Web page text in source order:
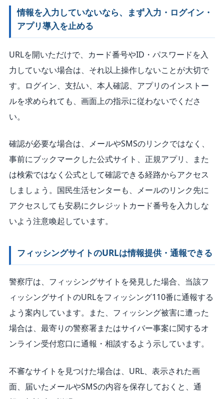
情報を入力していないなら、まず入力・ログイン・
アプリ導入を止める
URLを開いただけで、カード番号やID・パスワードを入
力していない場合は、それ以上操作しないことが大切で
す。ログイン、支払い、本人確認、アプリのインストー
ルを求められても、画面上の指示に従わないでくださ
い。
確認が必要な場合は、メールやSMSのリンクではなく、
事前にブックマークした公式サイト、正規アプリ、また
は検索ではなく公式として確認できる経路からアクセス
しましょう。国民生活センターも、メールのリンク先に
アクセスしても安易にクレジットカード番号を入力しな
いよう注意喚起しています。
フィッシングサイトのURLは情報提供・通報できる
警察庁は、フィッシングサイトを発見した場合、当該フ
ィッシングサイトのURLをフィッシング110番に通報する
よう案内しています。また、フィッシング被害に遭った
場合は、最寄りの警察署またはサイバー事案に関するオ
ンライン受付窓口に通報・相談するよう示しています。
不審なサイトを見つけた場合は、URL、表示された画
面、届いたメールやSMSの内容を保存しておくと、通